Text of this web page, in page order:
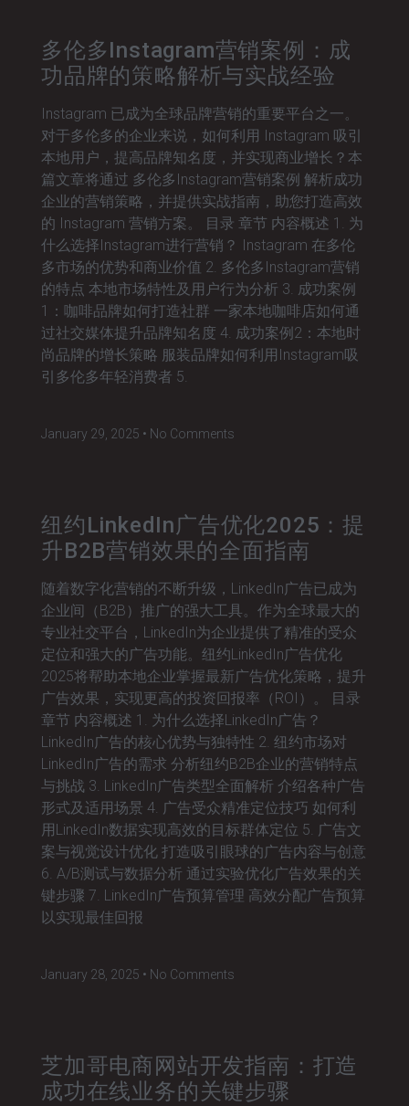
多伦多Instagram营销案例：成
功品牌的策略解析与实战经验
Instagram 已成为全球品牌营销的重要平台之一。
对于多伦多的企业来说，如何利用 Instagram 吸引
本地用户，提高品牌知名度，并实现商业增长？本
篇文章将通过 多伦多Instagram营销案例 解析成功
企业的营销策略，并提供实战指南，助您打造高效
的 Instagram 营销方案。 目录 章节 内容概述 1. 为
什么选择Instagram进行营销？ Instagram 在多伦
多市场的优势和商业价值 2. 多伦多Instagram营销
的特点 本地市场特性及用户行为分析 3. 成功案例
1：咖啡品牌如何打造社群 一家本地咖啡店如何通
过社交媒体提升品牌知名度 4. 成功案例2：本地时
尚品牌的增长策略 服装品牌如何利用Instagram吸
引多伦多年轻消费者 5.
January 29, 2025 No Comments
纽约LinkedIn广告优化2025：提
升B2B营销效果的全面指南
随着数字化营销的不断升级，LinkedIn广告已成为
企业间（B2B）推广的强大工具。作为全球最大的
专业社交平台，LinkedIn为企业提供了精准的受众
定位和强大的广告功能。纽约LinkedIn广告优化
2025将帮助本地企业掌握最新广告优化策略，提升
广告效果，实现更高的投资回报率（ROI）。 目录
章节 内容概述 1. 为什么选择LinkedIn广告？
LinkedIn广告的核心优势与独特性 2. 纽约市场对
LinkedIn广告的需求 分析纽约B2B企业的营销特点
与挑战 3. LinkedIn广告类型全面解析 介绍各种广告
形式及适用场景 4. 广告受众精准定位技巧 如何利
用LinkedIn数据实现高效的目标群体定位 5. 广告文
案与视觉设计优化 打造吸引眼球的广告内容与创意
6. A/B测试与数据分析 通过实验优化广告效果的关
键步骤 7. LinkedIn广告预算管理 高效分配广告预算
以实现最佳回报
January 28, 2025 No Comments
芝加哥电商网站开发指南：打造
成功在线业务的关键步骤